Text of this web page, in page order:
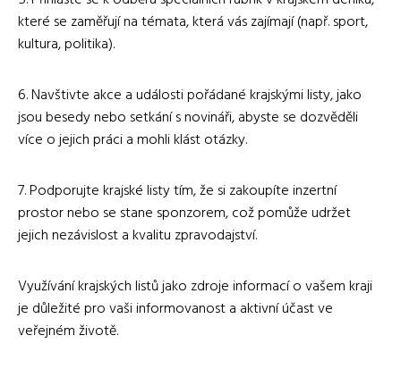
které se zaměřují na témata, která vás zajímají (např. sport,
kultura, politika).
6. Navštivte akce a události pořádané krajskými listy, jako
jsou besedy nebo setkání s novináři, abyste se dozvěděli
více o jejich práci a mohli klást otázky.
7. Podporujte krajské listy tím, že si zakoupíte inzertní
prostor nebo se stane sponzorem, což pomůže udržet
jejich nezávislost a kvalitu zpravodajství.
Využívání krajských listů jako zdroje informací o vašem kraji
je důležité pro vaši informovanost a aktivní účast ve
veřejném životě.